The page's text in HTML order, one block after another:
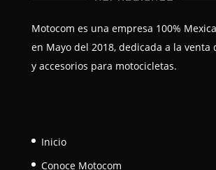
Motocom es una empresa 100%
en Mayo del 2018, dedicada a la venta
y accesorios para motocicletas.
Inicio
Conoce Motocom